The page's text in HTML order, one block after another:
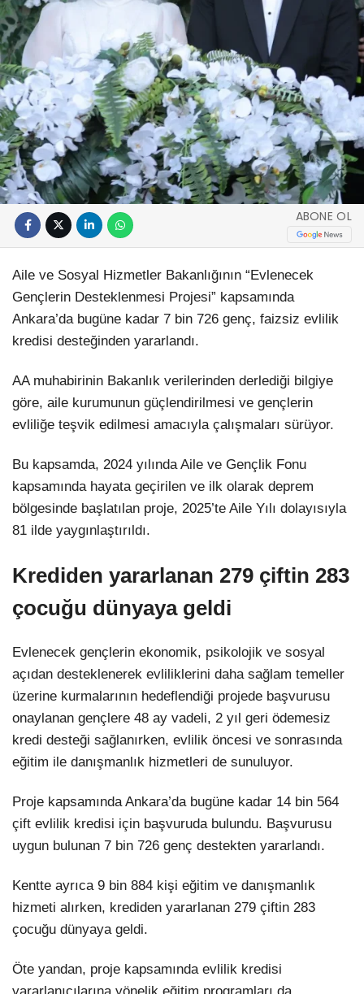
ABONE OL
Aile ve Sosyal Hizmetler Bakanlığının “Evlenecek
Gençlerin Desteklenmesi Projesi” kapsamında
Ankara’da bugüne kadar 7 bin 726 genç, faizsiz evlilik
kredisi desteğinden yararlandı.
AA muhabirinin Bakanlık verilerinden derlediği bilgiye
göre, aile kurumunun güçlendirilmesi ve gençlerin
evliliğe teşvik edilmesi amacıyla çalışmaları sürüyor.
Bu kapsamda, 2024 yılında Aile ve Gençlik Fonu
kapsamında hayata geçirilen ve ilk olarak deprem
bölgesinde başlatılan proje, 2025’te Aile Yılı dolayısıyla
81 ilde yaygınlaştırıldı.
Krediden yararlanan 279 çiftin 283
çocuğu dünyaya geldi
Evlenecek gençlerin ekonomik, psikolojik ve sosyal
açıdan desteklenerek evliliklerini daha sağlam temeller
üzerine kurmalarının hedeflendiği projede başvurusu
onaylanan gençlere 48 ay vadeli, 2 yıl geri ödemesiz
kredi desteği sağlanırken, evlilik öncesi ve sonrasında
eğitim ile danışmanlık hizmetleri de sunuluyor.
Proje kapsamında Ankara’da bugüne kadar 14 bin 564
çift evlilik kredisi için başvuruda bulundu. Başvurusu
uygun bulunan 7 bin 726 genç destekten yararlandı.
Kentte ayrıca 9 bin 884 kişi eğitim ve danışmanlık
hizmeti alırken, krediden yararlanan 279 çiftin 283
çocuğu dünyaya geldi.
Öte yandan, proje kapsamında evlilik kredisi